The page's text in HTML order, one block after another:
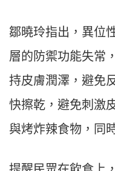
鄒曉玲指出，異位
層的防禦功能失常
持皮膚潤澤，避免
快擦乾，避免刺激
與烤炸辣食物，同